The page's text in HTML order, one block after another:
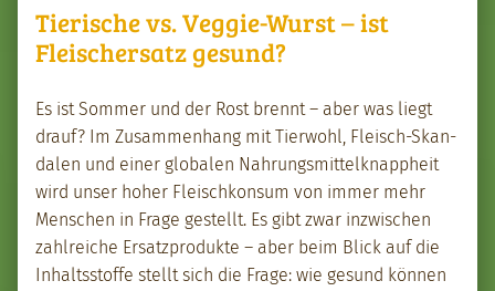
Tierische vs. Veggie-Wurst – ist
Fleischersatz gesund?
Es ist Som­mer und der Rost bren­nt – aber was liegt
drauf? Im Zusam­men­hang mit Tier­wohl, Fleisch-Skan­
dalen und ein­er glob­alen Nahrungsmit­telk­nap­pheit
wird unser hoher Fleis­chkon­sum von immer mehr
Men­schen in Frage gestellt. Es gibt zwar inzwis­chen
zahlre­iche Ersatzpro­duk­te – aber beim Blick auf die
Inhaltsstoffe stellt sich die Frage: wie gesund kön­nen